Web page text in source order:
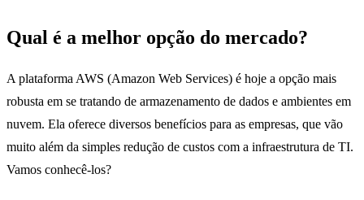
Qual é a melhor opção do mercado?
A plataforma AWS (Amazon Web Services) é hoje a opção mais
robusta em se tratando de armazenamento de dados e ambientes em
nuvem. Ela oferece diversos benefícios para as empresas, que vão
muito além da simples redução de custos com a infraestrutura de TI.
Vamos conhecê-los?